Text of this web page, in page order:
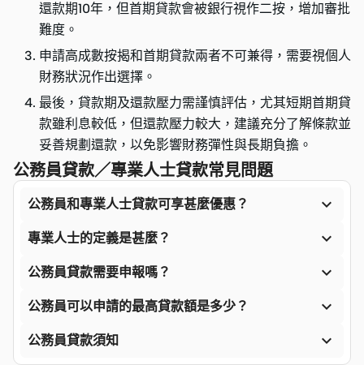
還款期10年，但首期貸款會被銀行視作二按，增加審批
難度。
申請高成數按揭和首期貸款兩者不可兼得，需要視個人
財務狀況作出選擇。
最後，貸款期及還款壓力需謹慎評估，尤其短期首期貸
款雖利息較低，但還款壓力較大，建議充分了解條款並
妥善規劃還款，以免影響財務彈性與長期負擔。
公務員貸款／專業人士貸款常見問題
公務員和專業人士貸款可享甚麼優惠？ 
專業人士的定義是甚麼？ 
公務員貸款需要申報嗎？ 
公務員可以申請的最高貸款額是多少？ 
公務員貸款須知 